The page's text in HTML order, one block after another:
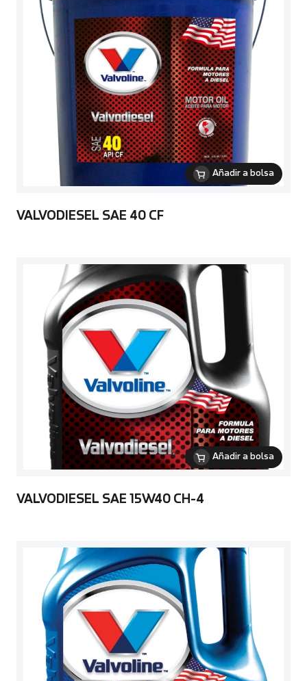
Añadir a bolsa
VALVODIESEL SAE 40 CF
Añadir a bolsa
VALVODIESEL SAE 15W40 CH-4